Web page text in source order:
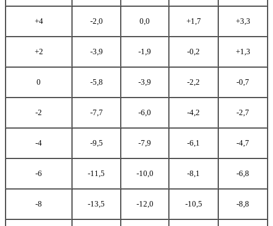
+4 -2,0 0,0 +1,7 +3,3
+2 -3,9 -1,9 -0,2 +1,3
0 -5,8 -3,9 -2,2 -0,7
-2 -7,7 -6,0 -4,2 -2,7
-4 -9,5 -7,9 -6,1 -4,7
-6 -11,5 -10,0 -8,1 -6,8
-8 -13,5 -12,0 -10,5 -8,8